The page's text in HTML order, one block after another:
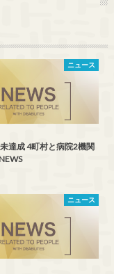
ニュース
達成 4町村と病院2機関
ニュース